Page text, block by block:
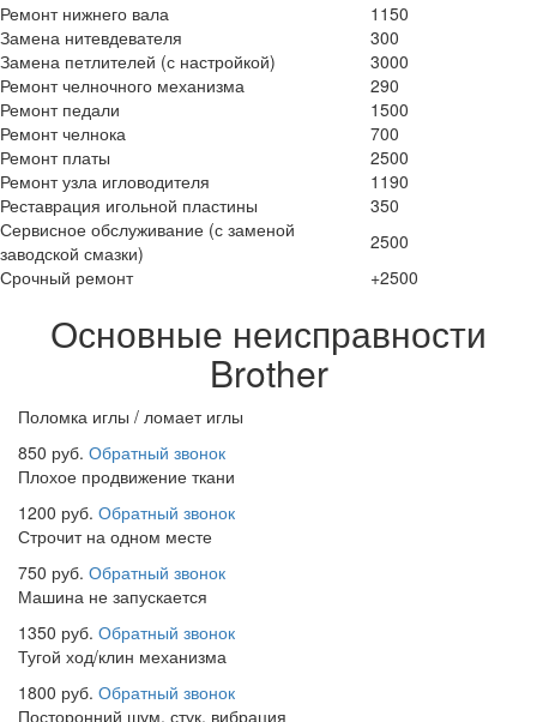
Ремонт нижнего вала
1150
Замена нитевдевателя
300
Замена петлителей (с настройкой)
3000
Ремонт челночного механизма
290
Ремонт педали
1500
Ремонт челнока
700
Ремонт платы
2500
Ремонт узла игловодителя
1190
Реставрация игольной пластины
350
Сервисное обслуживание (с заменой
заводской смазки)
2500
Срочный ремонт
+2500
Основные неисправности
Brother
Поломка иглы / ломает иглы
850 руб. Обратный звонок
Плохое продвижение ткани
1200 руб. Обратный звонок
Строчит на одном месте
750 руб. Обратный звонок
Машина не запускается
1350 руб. Обратный звонок
Тугой ход/клин механизма
1800 руб. Обратный звонок
Посторонний шум, стук, вибрация